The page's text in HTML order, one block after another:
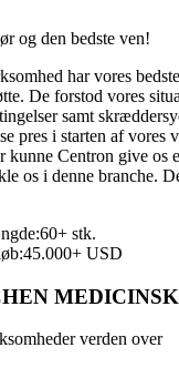
og den bedste ven!
har vores
De forstod vores
samt
pres i starten af ​​vores
kunne Centron give os
os i denne branche.
60+ stk.
45.000+ USD
verden over